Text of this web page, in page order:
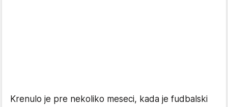
Krenulo je pre nekoliko meseci, kada je fudbalski